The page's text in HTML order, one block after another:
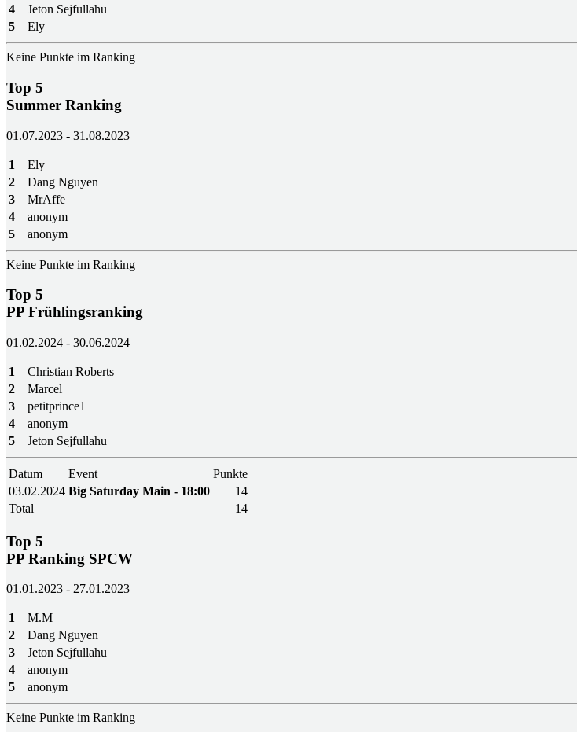
4
Jeton Sejfullahu
5
Ely
Keine Punkte im Ranking
Top 5
Summer Ranking
01.07.2023 - 31.08.2023
1 Ely
2
Dang Nguyen
3
MrAffe
4
anonym
5
anonym
Keine Punkte im Ranking
Top 5
PP Frühlingsranking
01.02.2024 - 30.06.2024
1 Christian Roberts
2
Marcel
3
petitprince1
4
anonym
5
Jeton Sejfullahu
Datum Event
Punkte
03.02.2024 Big Saturday Main - 18:00
14
Total
14
Top 5
PP Ranking SPCW
01.01.2023 - 27.01.2023
1 M.M
2
Dang Nguyen
3
Jeton Sejfullahu
4
anonym
5
anonym
Keine Punkte im Ranking